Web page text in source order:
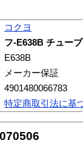
コクヨ
フ-E638B チュー
E638B
メーカー保証
4901480066783
特定商取引法に基